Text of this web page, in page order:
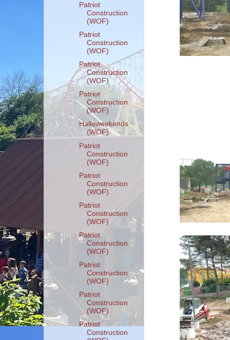
Patriot
Construction
(WOF)
Patriot
Construction
(WOF)
Patriot
Construction
(WOF)
Patriot
Construction
(WOF)
Halloweekends
(WOF)
Patriot
Construction
(WOF)
Patriot
Construction
(WOF)
Patriot
Construction
(WOF)
Patriot
Construction
(WOF)
Patriot
Construction
(WOF)
Patriot
Construction
(WOF)
Patriot
Construction